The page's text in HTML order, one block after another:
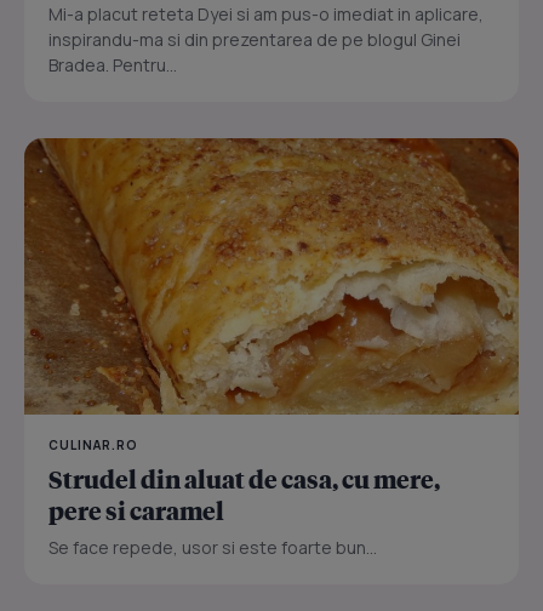
Mi-a placut reteta Dyei si am pus-o imediat in aplicare,
inspirandu-ma si din prezentarea de pe blogul Ginei
Bradea. Pentru...
CULINAR.RO
Strudel din aluat de casa, cu mere,
pere si caramel
Se face repede, usor si este foarte bun...